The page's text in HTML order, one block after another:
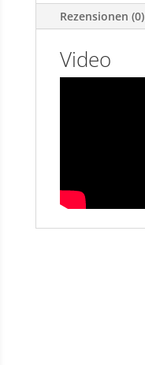
Rezensionen (0)
Video